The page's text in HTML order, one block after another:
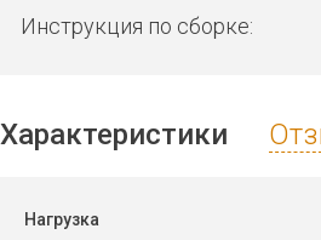
Инструкция по сборке:
Характеристики
Нагрузка